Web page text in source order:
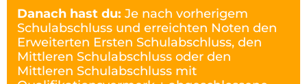
Danach hast du: Je nach vorherigem
Schulabschluss und erreichten Noten den
Erweiterten Ersten Schulabschluss, den
Mittleren Schulabschluss oder den
Mittleren Schulabschluss mit